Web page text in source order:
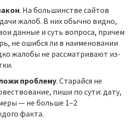
. На большинстве сайтов
жалоб. В них обычно видно,
данные и суть вопроса, причем
не ошибся ли в наименовании
жалобы не рассматривают из-
проблему. Старайся не
пиши по сути: дату,
— не больше 1–2
факта.